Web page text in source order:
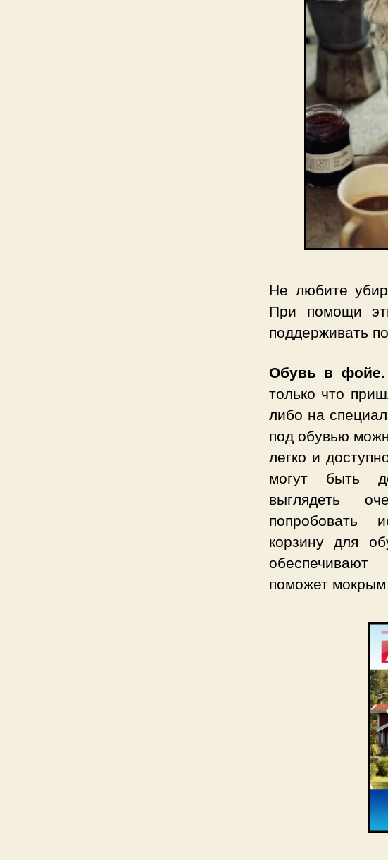
Не любите
При помощи
поддерживать
Обувь в фойе.
только что
либо на
под обувью
легко и
могут быть
выглядеть
попробовать
корзину для
поможет